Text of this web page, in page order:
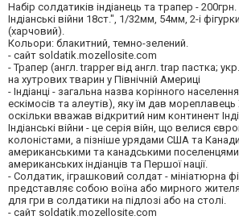
Набір солдатиків індіанець та трапер - 200грн.
Індіанські війни 18ст.", 1/32мм, 54мм, 2-і
(харчовий).
Кольори: блакитний, темно-зелений.
- сайт soldatik.mozellosite.com
- Трапер (англ. trapper від англ. trap пастка;
на хутрових тварин у Північній Америці
- Індіанці - загальна назва корінного
ескімосів та алеутів), яку їм дав
оскільки вважав відкритий ним континент
Індіанські війни - це серія війн, що велися
колоністами, а пізніше урядами США та
американськими та канадськими
американських індіанців та Першої нації.
- Солдатик, іграшковий солдат - мініатюрна
представляє собою воїна або мирного
для гри в солдатики на підлозі або на столі.
- сайт soldatik.mozellosite.com